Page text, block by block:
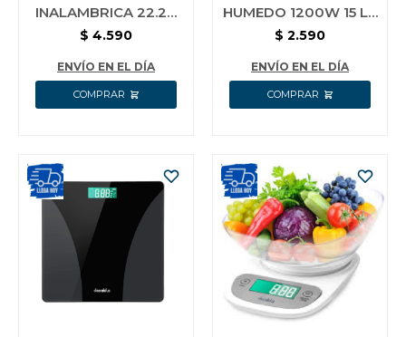
INALAMBRICA 22.2V
0.8 LT DECAKILA
$ 4.590
ENVÍO EN EL DÍA
HUMEDO 1200W 15 LT
DECAKILA CEVC004B
$ 2.590
ENVÍO EN EL DÍA